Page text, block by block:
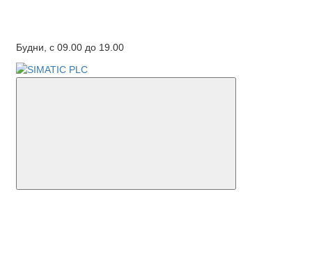
Будни, с 09.00 до 19.00